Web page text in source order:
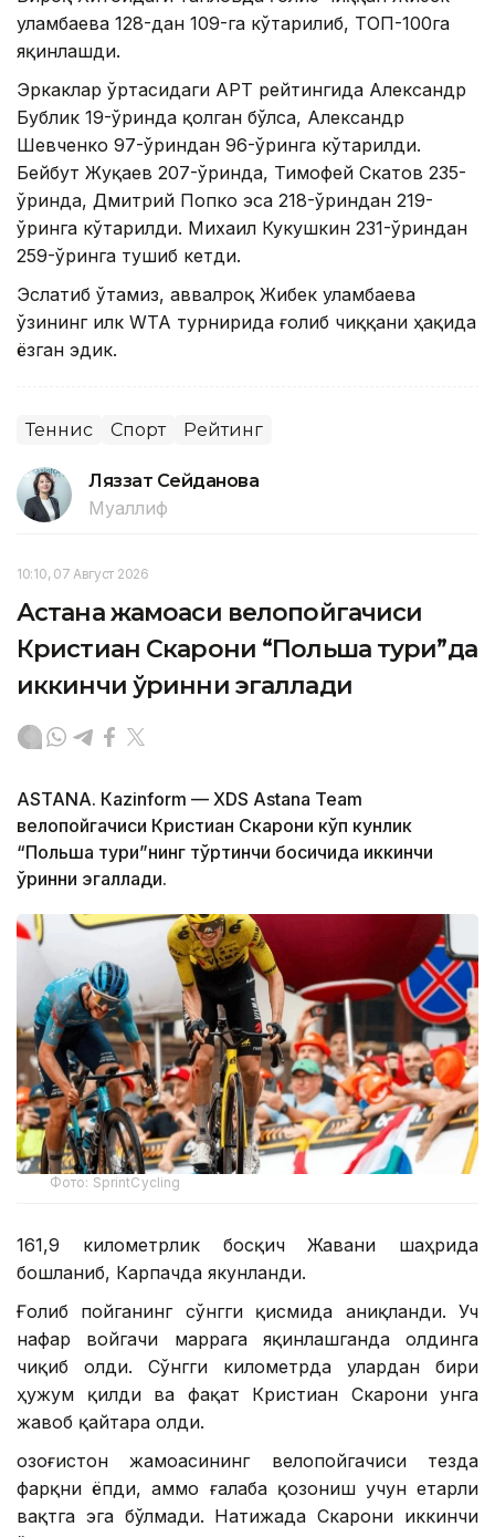
Қуламбаева 128-дан 109-га кўтарилиб, ТОП-100га
яқинлашди.
Эркаклар ўртасидаги APT рейтингида Александр
Бублик 19-ўринда қолган бўлса, Александр
Шевченко 97-ўриндан 96-ўринга кўтарилди.
Бейбут Жуқаев 207-ўринда, Тимофей Скатов 235-
ўринда, Дмитрий Попко эса 218-ўриндан 219-
ўринга кўтарилди. Михаил Кукушкин 231-ўриндан
259-ўринга тушиб кетди.
Эслатиб ўтамиз, аввалроқ Жибек Қуламбаева
ўзининг илк WТА турнирида ғолиб чиққани ҳақида
ёзган эдик.
Теннис Спорт Рейтинг
Ляззат Сейданова
Муаллиф
10:10, 07 Август 2026
Астана жамоаси велопойгачиси
Кристиан Скарони “Польша тури”да
иккинчи ўринни эгаллади
ASTANА. Кazinform — XDS Astana Team
велопойгачиси Кристиан Скарони кўп кунлик
“Польша тури”нинг тўртинчи босқичида иккинчи
ўринни эгаллади.
Фото: SprintCycling
161,9 километрлик босқич Жавани шаҳрида
бошланиб, Карпачда якунланди.
Ғолиб пойганинг сўнгги қисмида аниқланди. Уч
нафар войгачи маррага яқинлашганда олдинга
чиқиб олди. Сўнгги километрда улардан бири
ҳужум қилди ва фақат Кристиан Скарони унга
жавоб қайтара олди.
Қозоғистон жамоасининг велопойгачиси тезда
фарқни ёпди, аммо ғалаба қозониш учун етарли
вақтга эга бўлмади. Натижада Скарони иккинчи